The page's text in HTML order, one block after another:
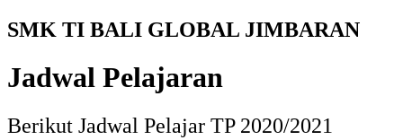
SMK TI BALI GLOBAL JIMBARAN
Jadwal Pelajaran
Berikut Jadwal Pelajar TP 2020/2021